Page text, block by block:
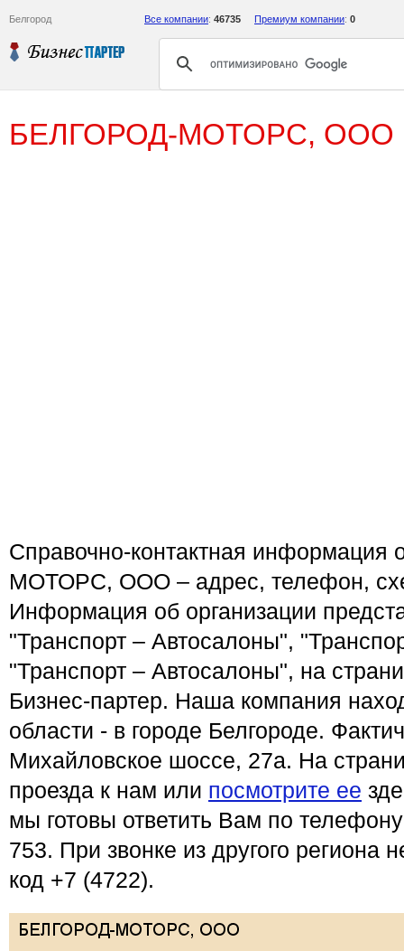
Белгород Все компании: 46735 Премиум компании: 0
БЕЛГОРОД-МОТОРС, ООО
Справочно-контактная
МОТОРС, ООО – адрес, телефон,
Информация об организации
"Транспорт – Автосалоны",
"Транспорт – Автосалоны", на
Бизнес-партер. Наша компания
области - в городе Белгороде.
Михайловское шоссе, 27а. На
проезда к нам или посмотрите ее
мы готовы ответить Вам по
753. При звонке из другого региона
код +7 (4722).